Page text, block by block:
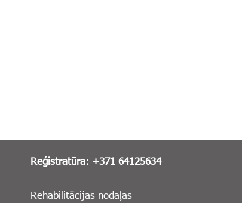
Reģistratūra: +371 64125634
Rehabilitācijas nodaļas